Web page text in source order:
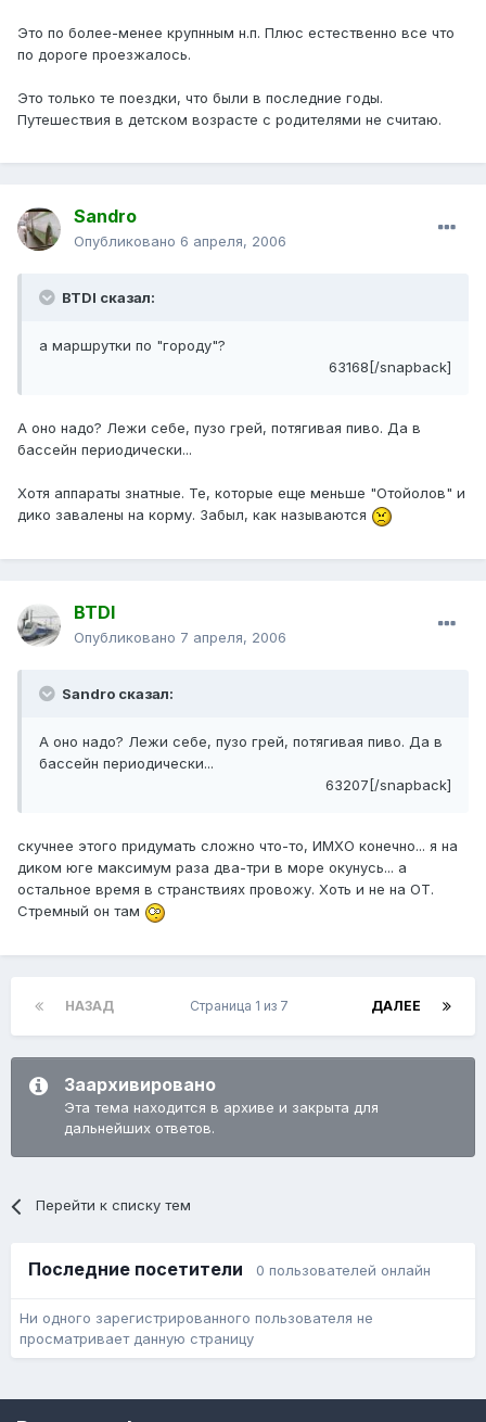
Это по более-менее крупнным н.п. Плюс естественно все что
по дороге проезжалось.
Это только те поездки, что были в последние годы.
Путешествия в детском возрасте с родителями не считаю.
Sandro
Опубликовано 6 апреля, 2006
BTDI сказал:
а маршрутки по "городу"?
63168[/snapback]
А оно надо? Лежи себе, пузо грей, потягивая пиво. Да в
бассейн периодически...
Хотя аппараты знатные. Те, которые еще меньше "Отойолов" и
дико завалены на корму. Забыл, как называются
BTDI
Опубликовано 7 апреля, 2006
Sandro сказал:
А оно надо? Лежи себе, пузо грей, потягивая пиво. Да в
бассейн периодически...
63207[/snapback]
скучнее этого придумать сложно что-то, ИМХО конечно... я на
диком юге максимум раза два-три в море окунусь... а
остальное время в странствиях провожу. Хоть и не на ОТ.
Стремный он там
НАЗАД ДАЛЕЕ
Страница 1 из 7
Заархивировано
Эта тема находится в архиве и закрыта для
дальнейших ответов.
Перейти к списку тем
Последние посетители 0 пользователей онлайн
Ни одного зарегистрированного пользователя не
просматривает данную страницу